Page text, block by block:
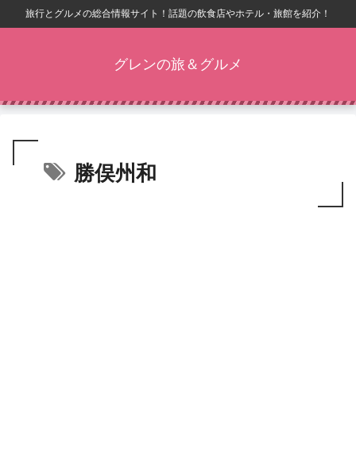
旅行とグルメの総合情報サイト！話題の飲食店やホテル・旅館を紹介！
グレンの旅＆グルメ
勝俣州和